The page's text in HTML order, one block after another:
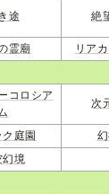
途 絶
霊廟 リア
コロシア
ム
次
ク庭園
幻境